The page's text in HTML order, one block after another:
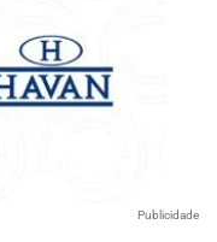
Publicidade